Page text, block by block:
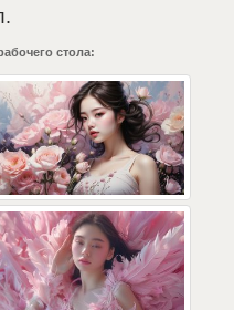
стола: